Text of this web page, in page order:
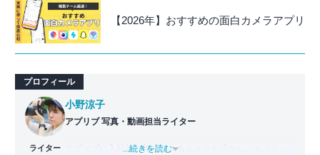
【2026年】おすすめの面白カメラアプリ
プロフィール
ライター
小野涼子
アプリブ 写真・動画担当ライター
アプリブに入社後、趣味であるカメラを活かし、カメラや
...続きを読む